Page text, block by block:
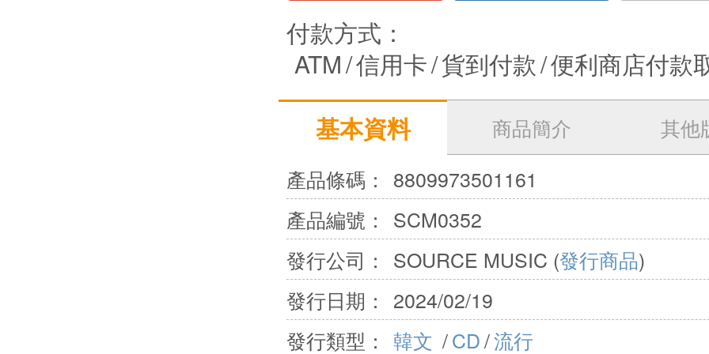
付款方式：
ATM/信用卡/貨到付款/便利商店付款
基本資料
商品簡介
其他
產品條碼：
8809973501161
產品編號：
SCM0352
發行公司：
SOURCE MUSIC (發行商品)
發行日期：
2024/02/19
發行類型： 韓文 /CD/流行